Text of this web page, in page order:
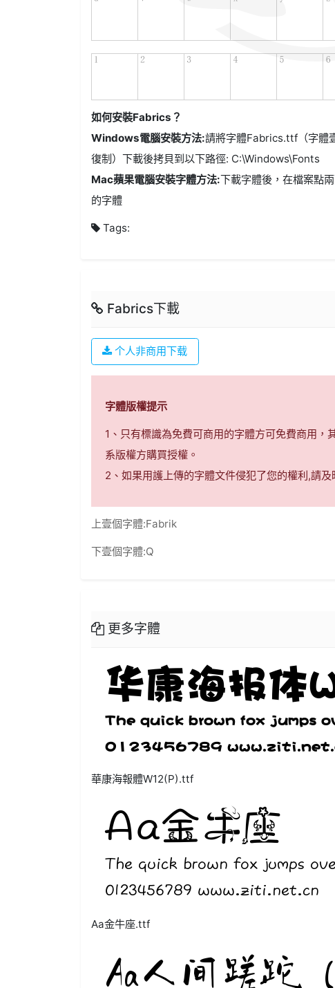
如何安裝Fabrics？
Windows電腦安裝方法:請將字體Fabrics.ttf（字體
復制）下載後拷貝到以下路徑: C:\Windows\Fonts
Mac蘋果電腦安裝字體方法:下載字體後，在檔案點
的字體
Tags:
Fabrics下載
个人非商用下载
字體版權提示
1、只有標識為免費可商用的字體方可免費商用
系版權方購買授權。
2、如果用護上傳的字體文件侵犯了您的權利,請
上壹個字體:Fabrik
下壹個字體:Q
更多字體
華康海報體W12(P).ttf
Aa金牛座.ttf